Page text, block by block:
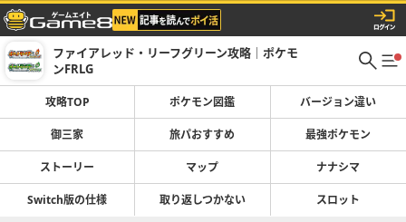
ファイアレッド・リーフグリーン攻略｜ポケモ
ンFRLG
攻略TOP ポケモン図鑑 バージョン違い
御三家 旅パおすすめ 最強ポケモン
ストーリー マップ ナナシマ
Switch版の仕様 取り返しつかない スロット